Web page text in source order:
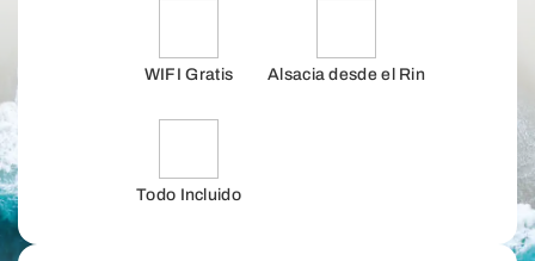
WIFI Gratis Alsacia desde el Rin
Todo Incluido